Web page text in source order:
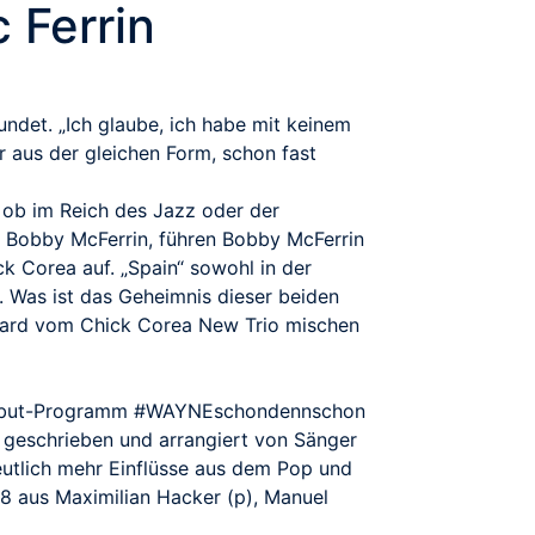
Ferrin
„Ich glaube, ich habe mit keinem
der gleichen Form, schon fast
im Reich des Jazz oder der
McFerrin, führen Bobby McFerrin
Corea auf. „Spain“ sowohl in der
ist das Geheimnis dieser beiden
vom Chick Corea New Trio mischen
Programm #WAYNEschondennschon
und arrangiert von Sänger
mehr Einflüsse aus dem Pop und
aus Maximilian Hacker (p), Manuel